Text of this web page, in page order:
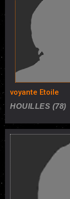
voyante Etoile
HOUILLES (78)